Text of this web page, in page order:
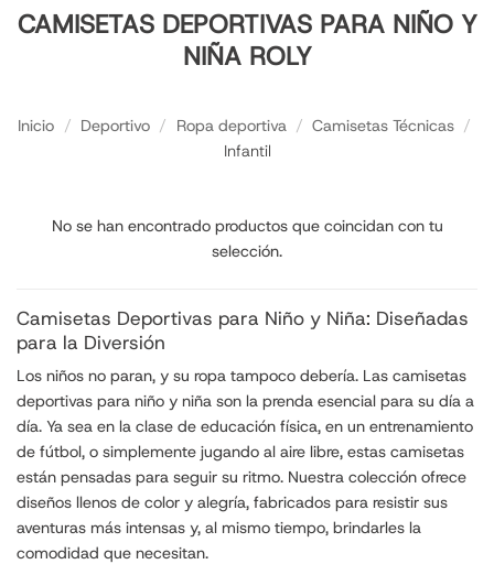
CAMISETAS DEPORTIVAS PARA NIÑO Y
NIÑA ROLY
Inicio / Deportivo / Ropa deportiva / Camisetas Técnicas /
Infantil
No se han encontrado productos que coincidan con tu
selección.
Camisetas Deportivas para Niño y Niña: Diseñadas
para la Diversión
Los niños no paran, y su ropa tampoco debería. Las camisetas
deportivas para niño y niña son la prenda esencial para su día a
día. Ya sea en la clase de educación física, en un entrenamiento
de fútbol, o simplemente jugando al aire libre, estas camisetas
están pensadas para seguir su ritmo. Nuestra colección ofrece
diseños llenos de color y alegría, fabricados para resistir sus
aventuras más intensas y, al mismo tiempo, brindarles la
comodidad que necesitan.